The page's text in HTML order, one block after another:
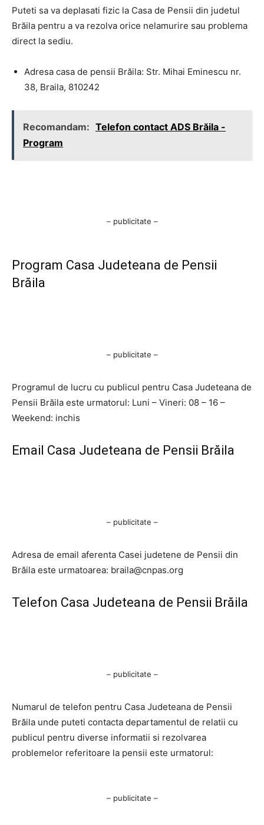
Puteti sa va deplasati fizic la Casa de Pensii din judetul
Brăila pentru a va rezolva orice nelamurire sau problema
direct la sediu.
Adresa casa de pensii Brăila: Str. Mihai Eminescu nr.
38, Braila, 810242
Recomandam: Telefon contact ADS Brăila -
Program
– publicitate –
Program Casa Judeteana de Pensii
Brăila
– publicitate –
Programul de lucru cu publicul pentru Casa Judeteana de
Pensii Brăila este urmatorul: Luni – Vineri: 08 – 16 –
Weekend: inchis
Email Casa Judeteana de Pensii Brăila
– publicitate –
Adresa de email aferenta Casei judetene de Pensii din
Brăila este urmatoarea: braila@cnpas.org
Telefon Casa Judeteana de Pensii Brăila
– publicitate –
Numarul de telefon pentru Casa Judeteana de Pensii
Brăila unde puteti contacta departamentul de relatii cu
publicul pentru diverse informatii si rezolvarea
problemelor referitoare la pensii este urmatorul:
– publicitate –